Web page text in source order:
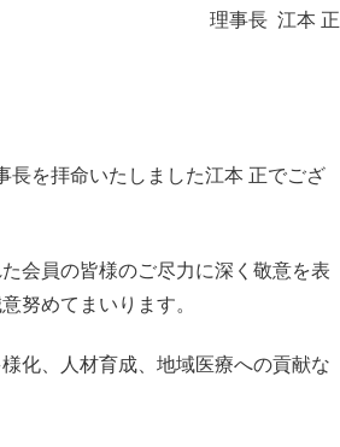
理事長 江本 正
長を拝命いたしました江本 正でござ
会員の皆様のご尽力に深く敬意を表
努めてまいります。
化、人材育成、地域医療への貢献な